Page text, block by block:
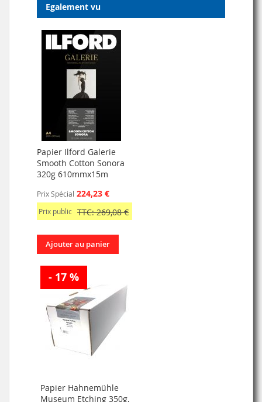
Egalement vu
Papier Ilford Galerie
Smooth Cotton Sonora
320g 610mmx15m
Prix Spécial 224,23 €
Prix public TTC: 269,08 €
Ajouter au panier
- 17 %
Papier Hahnemühle
Museum Etching 350g,